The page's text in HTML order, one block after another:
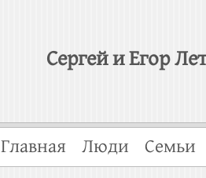
Сергей и Егор
Главная Люди Семьи